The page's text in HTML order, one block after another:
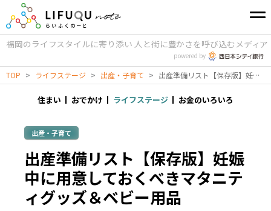
福岡のライフスタイルに寄り添い 人と街に豊かさを呼び込むメディア
powered by
TOP > ライフステージ > 出産・子育て > 出産準備リスト【保存版】妊娠中に用意しておくべきマタニティグッズ＆ベビー用品
住まい おでかけ ライフステージ お金のいろいろ
出産・子育て
出産準備リスト【保存版】妊娠
中に用意しておくべきマタニテ
ィグッズ＆ベビー用品